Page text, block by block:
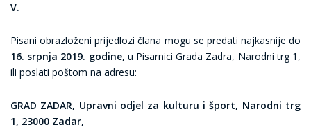
V.
Pisani obrazloženi prijedlozi člana mogu se predati najkasnije do
16. srpnja 2019. godine, u Pisarnici Grada Zadra, Narodni trg 1,
ili poslati poštom na adresu:
GRAD ZADAR, Upravni odjel za kulturu i šport, Narodni trg
1, 23000 Zadar,